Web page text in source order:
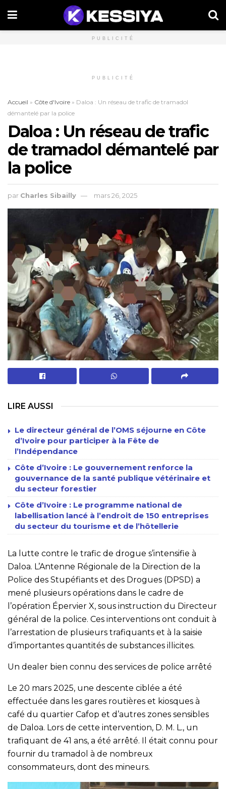
PUBLICITÉ
PUBLICITÉ
Accueil » Côte d'Ivoire » Daloa : Un réseau de trafic de tramadol
démantelé par la police
Daloa : Un réseau de trafic
de tramadol démantelé par
la police
par Charles Sibailly mars 26, 2025
LIRE AUSSI
Le directeur général de l’OMS séjourne en Côte
d’Ivoire pour participer à la Fête de
l’Indépendance
Côte d’Ivoire : Le gouvernement renforce la
gouvernance de la santé publique vétérinaire et
du secteur forestier
Côte d’Ivoire : Le programme national de
labellisation lancé à l’endroit de 150 entreprises
du secteur du tourisme et de l’hôtellerie
La lutte contre le trafic de drogue s’intensifie à
Daloa. L’Antenne Régionale de la Direction de la
Police des Stupéfiants et des Drogues (DPSD) a
mené plusieurs opérations dans le cadre de
l’opération Épervier X, sous instruction du Directeur
général de la police. Ces interventions ont conduit à
l’arrestation de plusieurs trafiquants et à la saisie
d’importantes quantités de substances illicites.
Un dealer bien connu des services de police arrêté
Le 20 mars 2025, une descente ciblée a été
effectuée dans les gares routières et kiosques à
café du quartier Cafop et d’autres zones sensibles
de Daloa. Lors de cette intervention, D. M. L., un
trafiquant de 41 ans, a été arrêté. Il était connu pour
fournir du tramadol à de nombreux
consommateurs, dont des mineurs.